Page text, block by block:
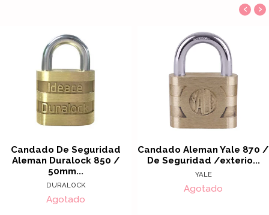
Candado De Seguridad
Aleman Duralock 850 /
50mm...
DURALOCK
Agotado
Candado Aleman Yale 870 /
De Seguridad /exterio...
YALE
Agotado
‹ ›